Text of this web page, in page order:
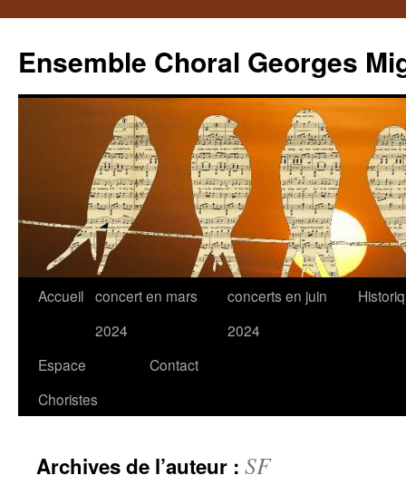
Ensemble Choral Georges
Aller
contenu
Accueil concert en mars
2024
concerts en juin
2024
Espace
Choristes
Contact
Archives de l’auteur : SF